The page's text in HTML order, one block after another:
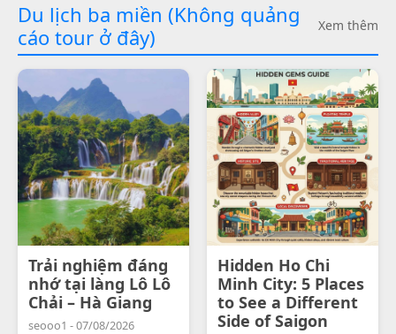
Du lịch ba miền (Không quảng
cáo tour ở đây)
Xem thêm
Trải nghiệm đáng
nhớ tại làng Lô Lô
Chải – Hà Giang
seooo1 - 07/08/2026
Hidden Ho Chi
Minh City: 5 Places
to See a Different
Side of Saigon